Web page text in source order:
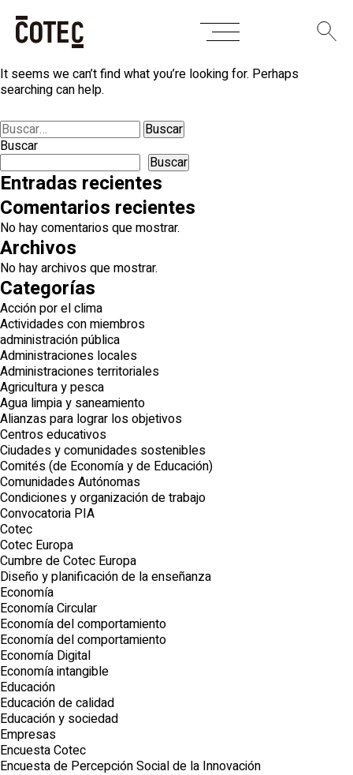
SkipNothing Found
It seems we can’t find what you’re looking for. Perhaps
searching can help.
Buscar:
Buscar
Buscar
Entradas recientes
Comentarios recientes
No hay comentarios que mostrar.
Archivos
No hay archivos que mostrar.
Categorías
Acción por el clima
Actividades con miembros
administración pública
Administraciones locales
Administraciones territoriales
Agricultura y pesca
Agua limpia y saneamiento
Alianzas para lograr los objetivos
Centros educativos
Ciudades y comunidades sostenibles
Comités (de Economía y de Educación)
Comunidades Autónomas
Condiciones y organización de trabajo
Convocatoria PIA
Cotec
Cotec Europa
Cumbre de Cotec Europa
Diseño y planificación de la enseñanza
Economía
Economía Circular
Economía del comportamiento
Economía del comportamiento
Economía Digital
Economía intangible
Educación
Educación de calidad
Educación y sociedad
Empresas
Encuesta Cotec
Encuesta de Percepción Social de la Innovación